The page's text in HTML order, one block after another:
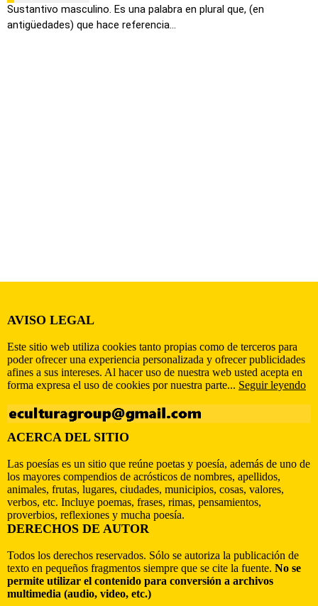
Sustantivo masculino. Es una palabra en plural que, (en
antigüedades) que hace referencia...
AVISO LEGAL
Este sitio web utiliza cookies tanto propias como de terceros para
poder ofrecer una experiencia personalizada y ofrecer publicidades
afines a sus intereses. Al hacer uso de nuestra web usted acepta en
forma expresa el uso de cookies por nuestra parte... Seguir leyendo
ACERCA DEL SITIO
Las poesías es un sitio que reúne poetas y poesía, además de uno de
los mayores compendios de acrósticos de nombres, apellidos,
animales, frutas, lugares, ciudades, municipios, cosas, valores,
verbos, etc. Incluye poemas, frases, rimas, pensamientos,
proverbios, reflexiones y mucha poesía.
DERECHOS DE AUTOR
Todos los derechos reservados. Sólo se autoriza la publicación de
texto en pequeños fragmentos siempre que se cite la fuente. No se
permite utilizar el contenido para conversión a archivos
multimedia (audio, video, etc.)